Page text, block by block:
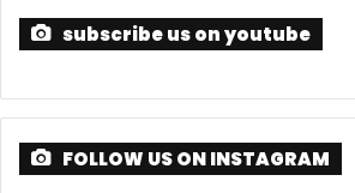
subscribe us on youtube
FOLLOW US ON INSTAGRAM